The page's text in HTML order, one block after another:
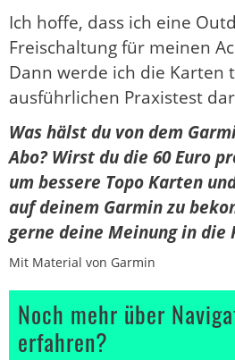
Ich hoffe, dass ich eine
Freischaltung für meinen
Dann werde ich die Karten
ausführlichen Praxistest
Was hälst du von dem
Abo? Wirst du die 60 Euro
um bessere Topo Karten
auf deinem Garmin zu
gerne deine Meinung in die
Mit Material von Garmin
Noch mehr über
erfahren?